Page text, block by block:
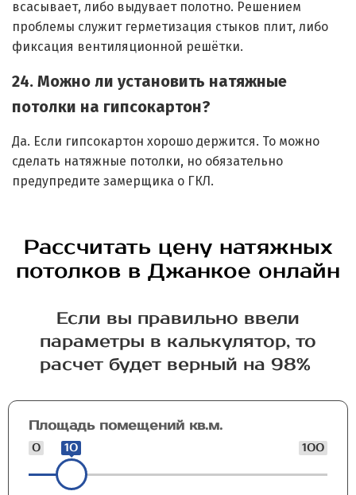
всасывает, либо выдувает полотно. Решением
проблемы служит герметизация стыков плит, либо
фиксация вентиляционной решётки.
24. Можно ли установить натяжные
потолки на гипсокартон?
Да. Если гипсокартон хорошо держится. То можно
сделать натяжные потолки, но обязательно
предупредите замерщика о ГКЛ.
Рассчитать цену натяжных
потолков в Джанкое онлайн
Если вы правильно ввели
параметры в калькулятор, то
расчет будет верный на 98%
Площадь помещений кв.м.
0 100
10